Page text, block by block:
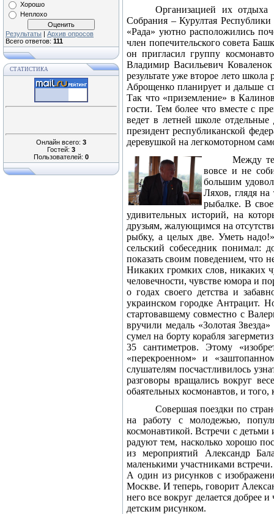
Хорошо
Неплохо
Результаты | Архив опросов
Всего ответов: 111
СТАТИСТИКА
Онлайн всего: 3
Гостей: 3
Пользователей: 0
Организацией их отдыха
Собрания – Курултая Республики
«Рада» уютно расположились
член попечительского совета
он пригласил группу
Владимир Васильевич
результате уже второе лето
Аброщенко планирует и дальше
Так что «приземление» в
гости. Тем более что вместе с
ведет в летней школе
президент республиканской
деревушкой на легкомоторном
Между
вовсе и не
большим
Ляхов, глядя
рыбалке. В
удивительных историй, на
друзьям, жалующимся на
рыбку, а целых две. Уметь
сельский собеседник понимал:
показать своим поведением, что
Никаких громких слов, никаких
человечности, чувстве юмора и
о годах своего детства и
украинском городке Антрацит.
стартовавшему совместно с
вручили медаль «Золотая
сумел на борту корабля
35 сантиметров. Этому
«перекроенном» и
слушателям посчастливилось
разговоры вращались вокруг
обаятельных космонавтов, и
Совершая поездки по
на работу с молодежью,
космонавтикой. Встречи с
радуют тем, насколько хорошо
из мероприятий Александр
маленькими участниками
А один из рисунков с
Москве. И теперь, говорит
него все вокруг делается добрее
детским рисунком.